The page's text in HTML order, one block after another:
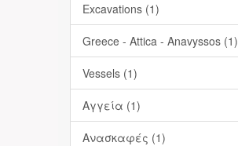
Excavations (1)
Greece - Attica - Anavyssos (1)
Vessels (1)
Αγγεία (1)
Ανασκαφές (1)